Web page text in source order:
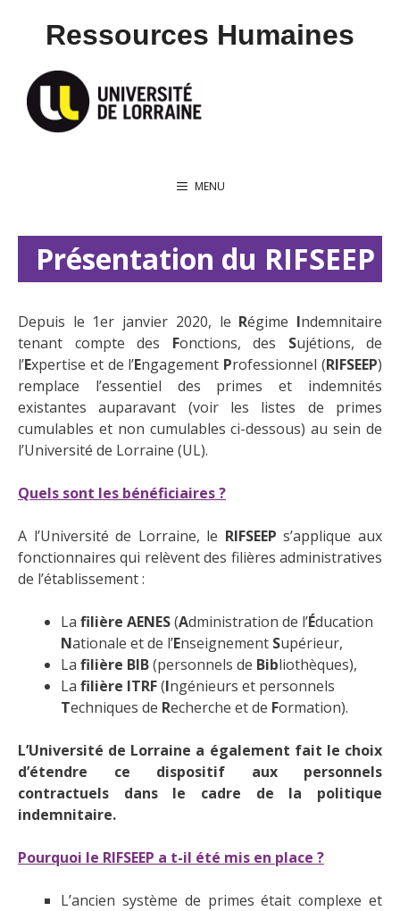
Ressources Humaines
MENU
Présentation du RIFSEEP
Depuis le 1er janvier 2020, le Régime Indemnitaire
tenant compte des Fonctions, des Sujétions, de
l’Expertise et de l’Engagement Professionnel (RIFSEEP)
remplace l’essentiel des primes et indemnités
existantes auparavant (voir les listes de primes
cumulables et non cumulables ci-dessous) au sein de
l’Université de Lorraine (UL).
Quels sont les bénéficiaires ?
A l’Université de Lorraine, le RIFSEEP s’applique aux
fonctionnaires qui relèvent des filières administratives
de l’établissement :
La filière AENES(Administration de l’Éducation
Nationale et de l’Enseignement Supérieur,
La filière BIB(personnels de Bibliothèques),
La filière ITRF(Ingénieurs et personnels
Techniques de Recherche et de Formation).
L’Université de Lorraine a également fait le choix
d’étendre ce dispositif aux personnels
contractuels dans le cadre de la politique
indemnitaire.
Pourquoi le RIFSEEP a t-il été mis en place ?
L’ancien système de primes était complexe et